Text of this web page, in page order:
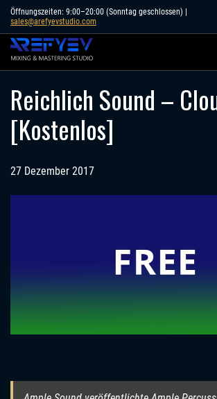
Skip
content
Öffnungszeiten: 9:00–20:00 (Sonntag geschlossen) |
sales@arefyevstudio.com
Reichlich Sound –
[Kostenlos]
27 Dezember 2017